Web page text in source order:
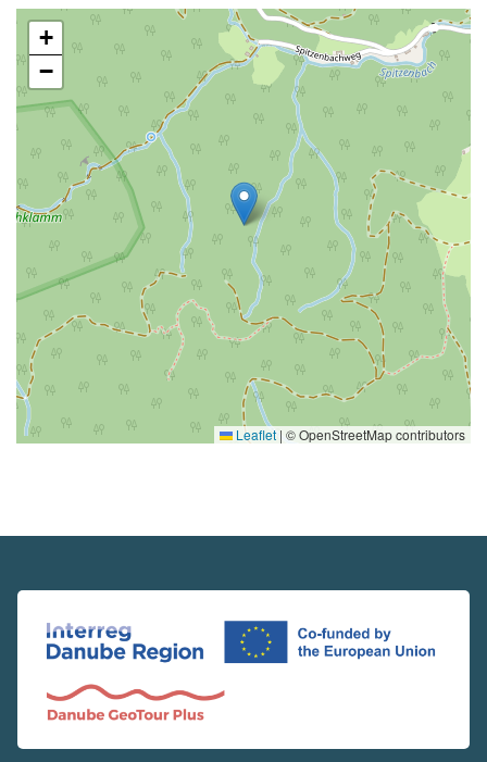
+
−
Leaflet | © OpenStreetMap contributors